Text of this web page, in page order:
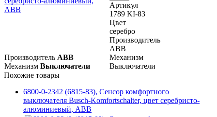
Артикул
1789 KI-83
Цвет
серебро
Производитель
ABB
Механизм
Выключатели
Производитель ABB
Механизм Выключатели
Похожие товары
6800-0-2342 (6815-83), Сенсор комфортного
выключателя Busch-Komfortschalter, цвет серебристо-
алюминиевый, ABB